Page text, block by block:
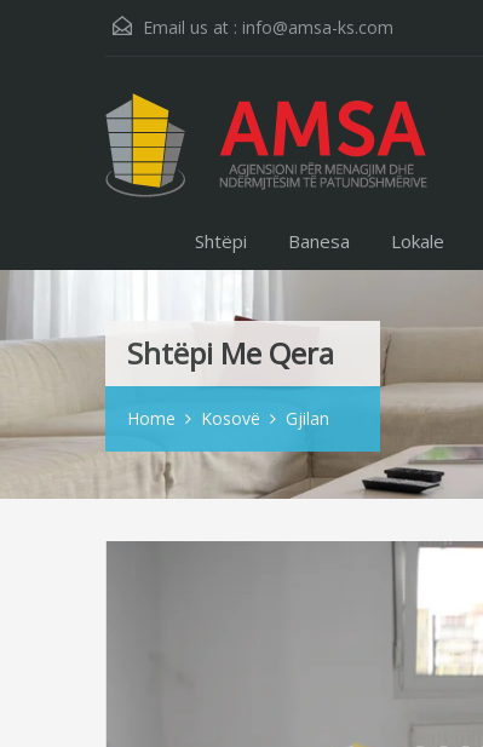
Email us at : info@amsa-ks.com
Shtëpi Banesa Lokale
Shtëpi Me Qera
Home Kosovë Gjilan